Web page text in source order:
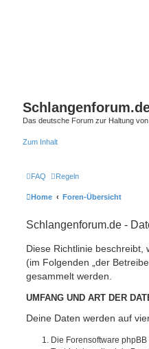
Das deutsche Forum zur Haltung
Zum Inhalt
FAQ Regeln
Home Foren-Übersicht
Schlangenforum.de -
Diese Richtlinie beschreibt,
(im Folgenden „der
gesammelt werden.
UMFANG UND ART DER
Deine Daten werden auf
Die Forensoftware